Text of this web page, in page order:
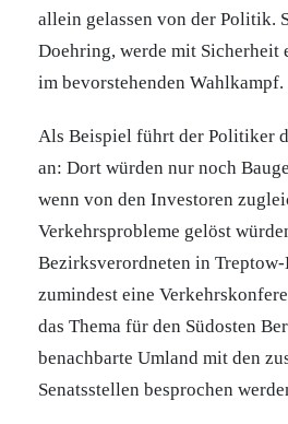
allein gelassen von der Politik.
Doehring, werde mit Sicherheit
im bevorstehenden Wahlkampf.
Als Beispiel führt der Politiker
an: Dort würden nur noch
wenn von den Investoren
Verkehrsprobleme gelöst
Bezirksverordneten in
zumindest eine
das Thema für den Südosten
benachbarte Umland mit den
Senatsstellen besprochen